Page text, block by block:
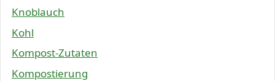
Knoblauch
Kohl
Kompost-Zutaten
Kompostierung